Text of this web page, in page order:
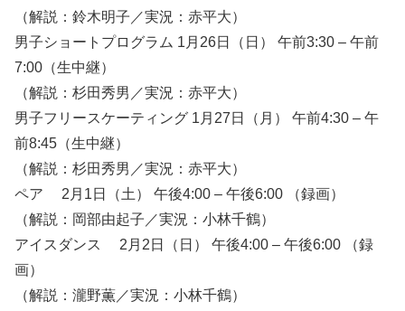
（解説：鈴木明子／実況：赤平大）
男子ショートプログラム 1月26日（日） 午前3:30 – 午前
7:00（生中継）
（解説：杉田秀男／実況：赤平大）
男子フリースケーティング 1月27日（月） 午前4:30 – 午
前8:45（生中継）
（解説：杉田秀男／実況：赤平大）
ペア 2月1日（土） 午後4:00 – 午後6:00 （録画）
（解説：岡部由起子／実況：小林千鶴）
アイスダンス 2月2日（日） 午後4:00 – 午後6:00 （録
画）
（解説：瀧野薫／実況：小林千鶴）